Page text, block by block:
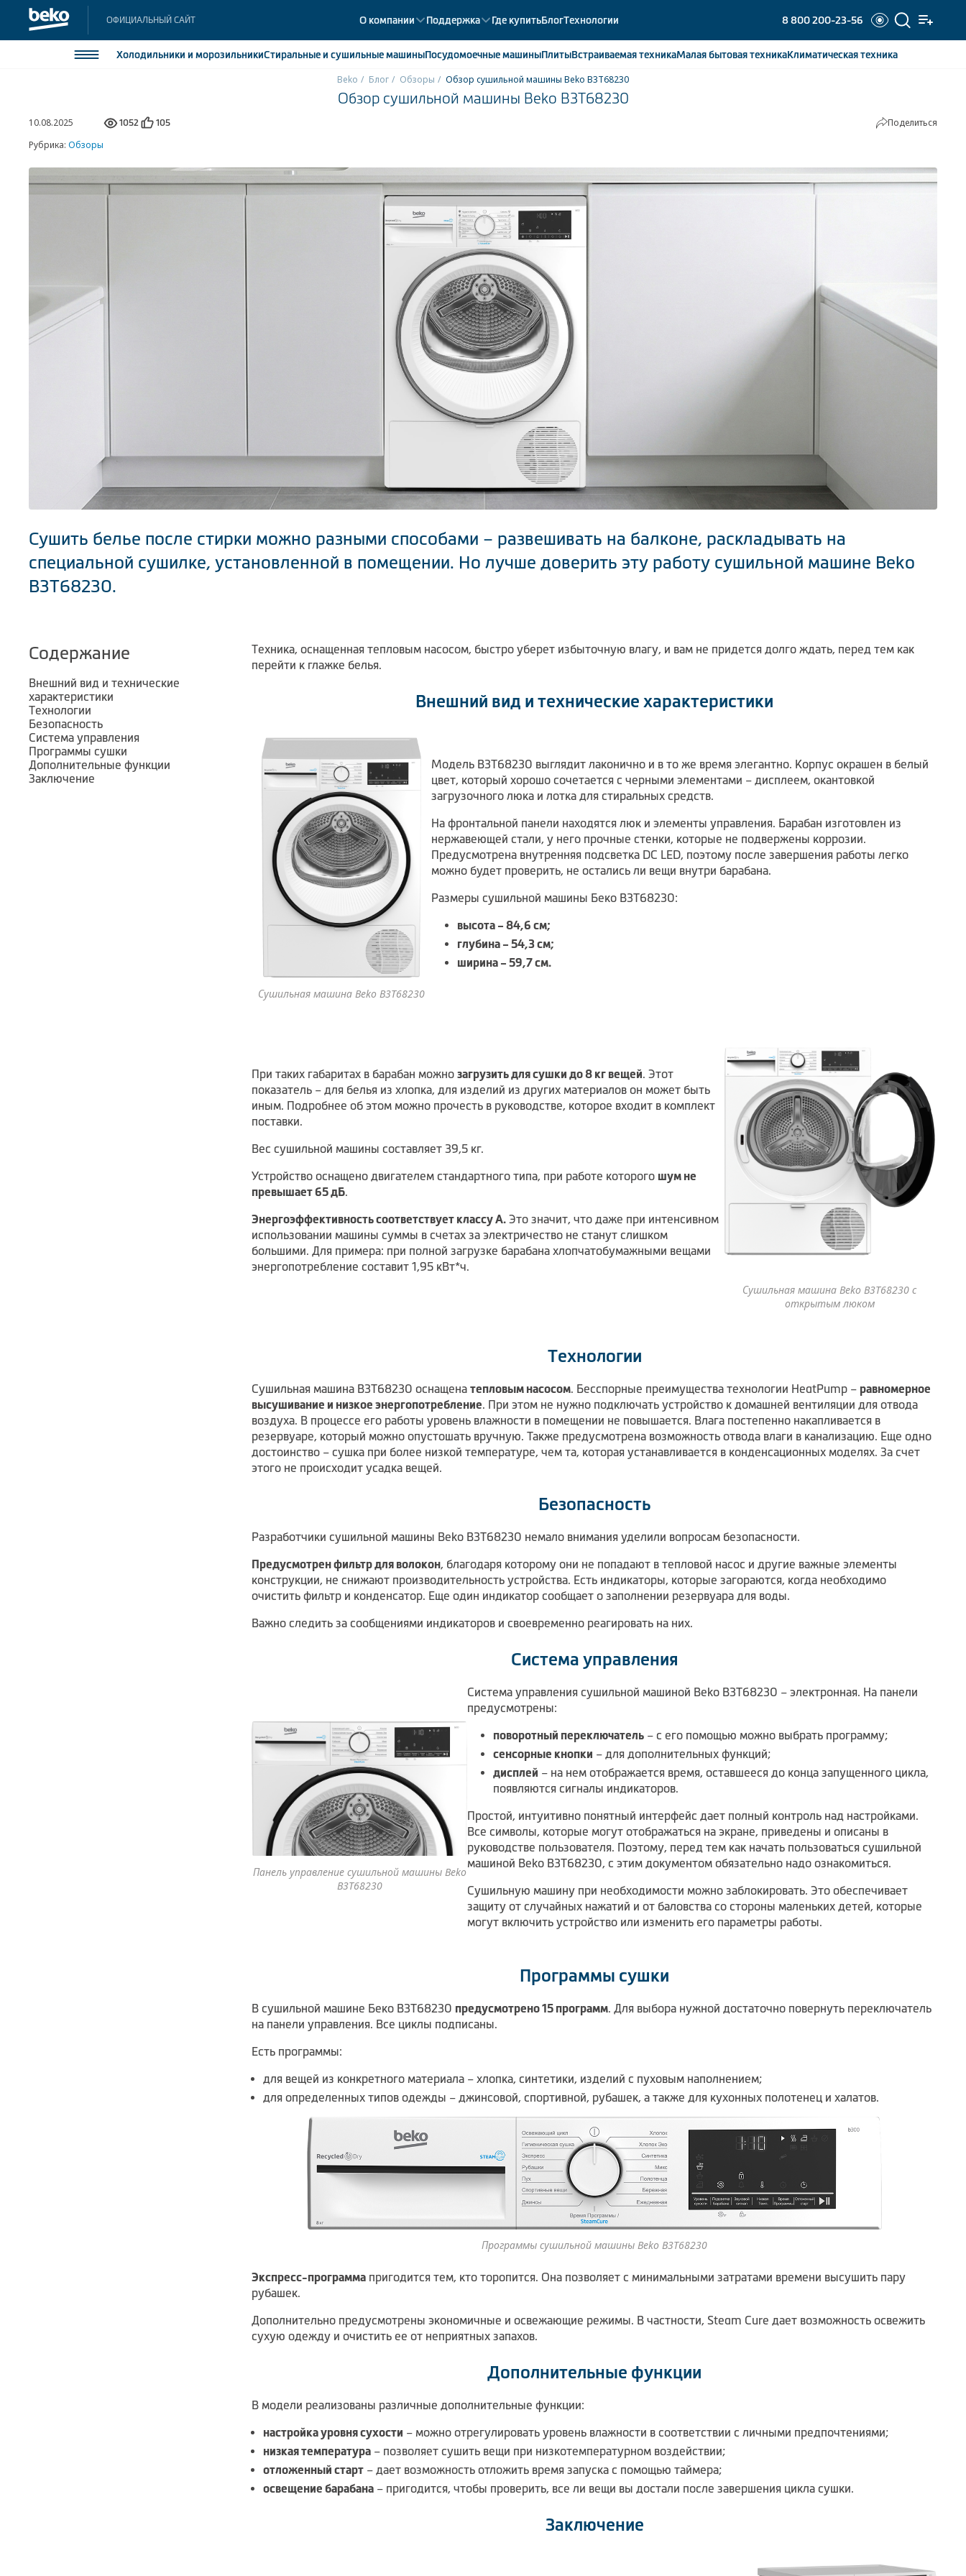
ОФИЦИАЛЬНЫЙ САЙТ О компании Поддержка Где купитьБлогТехнологии 8 800 200-23-56
Холодильники и морозильникиСтиральные и сушильные машиныПосудомоечныемашиныПлитыВстраиваемаятехникаМалая бытоваятехникаКлиматическаятехника
Стиральные и сушильные машины
Плиты
358
Встраиваемые морозильные камеры
Beko Блог Обзоры Обзор сушильной машины Beko B3T68230
Обзор сушильной машины Beko B3T68230
10.08.2025 1052 105
Поделиться
Рубрика: Обзоры
Сушить белье после стирки можно разными способами – развешивать на балконе, раскладывать на
специальной сушилке, установленной в помещении. Но лучше доверить эту работу сушильной машине Beko
B3T68230.
Содержание
Внешний вид и технические
характеристики
Технологии
Безопасность
Система управления
Программы сушки
Дополнительные функции
Заключение
Техника, оснащенная тепловым насосом, быстро уберет избыточную влагу, и вам не придется долго ждать, перед тем как
перейти к глажке белья.
Внешний вид и технические характеристики
Модель B3T68230 выглядит лаконично и в то же время элегантно. Корпус окрашен в белый
цвет, который хорошо сочетается с черными элементами – дисплеем, окантовкой
загрузочного люка и лотка для стиральных средств.
На фронтальной панели находятся люк и элементы управления. Барабан изготовлен из
нержавеющей стали, у него прочные стенки, которые не подвержены коррозии.
Предусмотрена внутренняя подсветка DC LED, поэтому после завершения работы легко
можно будет проверить, не остались ли вещи внутри барабана.
Размеры сушильной машины Беко B3T68230:
высота – 84,6 см;
глубина – 54,3 см;
ширина – 59,7 см.
Сушильная машина Beko B3T68230
При таких габаритах в барабан можно загрузить для сушки до 8 кг вещей . Этот
показатель – для белья из хлопка, для изделий из других материалов он может быть
иным. Подробнее об этом можно прочесть в руководстве, которое входит в комплект
поставки.
Вес сушильной машины составляет 39,5 кг.
Устройство оснащено двигателем стандартного типа, при работе которого шум не
превышает 65 дБ
Энергоэффективность соответствует классу A. Это значит, что даже при интенсивном
использовании машины суммы в счетах за электричество не станут слишком
большими. Для примера: при полной загрузке барабана хлопчатобумажными вещами
энергопотребление составит 1,95 кВт*ч.
Сушильная машина Beko B3T68230 с
открытым люком
Технологии
Сушильная машина B3T68230 оснащена тепловым насосом. Бесспорные преимущества технологии HeatPump – равномерное
высушивание и низкое энергопотребление. При этом не нужно подключать устройство к домашней вентиляции для отвода
воздуха. В процессе его работы уровень влажности в помещении не повышается. Влага постепенно накапливается в
резервуаре, который можно опустошать вручную. Также предусмотрена возможность отвода влаги в канализацию. Еще одно
достоинство – сушка при более низкой температуре, чем та, которая устанавливается в конденсационных моделях. За счет
этого не происходит усадка вещей.
Безопасность
Разработчики сушильной машины Beko B3T68230 немало внимания уделили вопросам безопасности.
Предусмотрен фильтр для волокон, благодаря которому они не попадают в тепловой насос и другие важные элементы
конструкции, не снижают производительность устройства. Есть индикаторы, которые загораются, когда необходимо
очистить фильтр и конденсатор. Еще один индикатор сообщает о заполнении резервуара для воды.
Важно следить за сообщениями индикаторов и своевременно реагировать на них.
Система управления
Система управления сушильной машиной Beko B3T68230 – электронная. На панели
предусмотрены:
поворотный переключатель – с его помощью можно выбрать программу;
сенсорные кнопки – для дополнительных функций;
дисплей – на нем отображается время, оставшееся до конца запущенного цикла,
появляются сигналы индикаторов.
Простой, интуитивно понятный интерфейс дает полный контроль над настройками.
Все символы, которые могут отображаться на экране, приведены и описаны в
руководстве пользователя. Поэтому, перед тем как начать пользоваться сушильной
машиной Beko B3T68230, с этим документом обязательно надо ознакомиться.
Сушильную машину при необходимости можно заблокировать. Это обеспечивает
защиту от случайных нажатий и от баловства со стороны маленьких детей, которые
могут включить устройство или изменить его параметры работы.
Панель управление сушильной машины Beko
B3T68230
Программы сушки
В сушильной машине Беко B3T68230 предусмотрено 15 программ. Для выбора нужной достаточно повернуть переключатель
на панели управления. Все циклы подписаны.
Есть программы:
для вещей из конкретного материала – хлопка, синтетики, изделий с пуховым наполнением;
для определенных типов одежды – джинсовой, спортивной, рубашек, а также для кухонных полотенец и халатов.
Программы сушильной машины Beko B3T68230
Экспресс-программа пригодится тем, кто торопится. Она позволяет с минимальными затратами времени высушить пару
рубашек.
Дополнительно предусмотрены экономичные и освежающие режимы. В частности, Steam Cure дает возможность освежить
сухую одежду и очистить ее от неприятных запахов.
Дополнительные функции
В модели реализованы различные дополнительные функции:
настройка уровня сухости – можно отрегулировать уровень влажности в соответствии с личными предпочтениями;
низкая температура – позволяет сушить вещи при низкотемпературном воздействии;
отложенный старт – дает возможность отложить время запуска с помощью таймера;
освещение барабана – пригодится, чтобы проверить, все ли вещи вы достали после завершения цикла сушки.
Заключение